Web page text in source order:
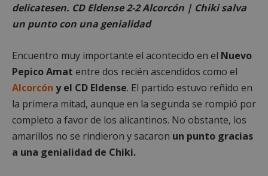
delicatesen. CD Eldense 2-2 Alcorcón | Chiki salva
un punto con una genialidad
Encuentro muy importante el acontecido en el Nuevo
Pepico Amat entre dos recién ascendidos como el
Alcorcón y el CD Eldense. El partido estuvo reñido en
la primera mitad, aunque en la segunda se rompió por
completo a favor de los alicantinos. No obstante, los
amarillos no se rindieron y sacaron un punto gracias
a una genialidad de Chiki.